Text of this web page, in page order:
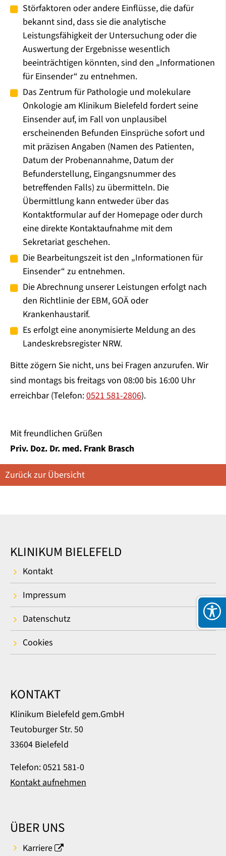
Störfaktoren oder andere Einflüsse, die dafür
bekannt sind, dass sie die analytische
Leistungsfähigkeit der Untersuchung oder die
Auswertung der Ergebnisse wesentlich
beeinträchtigen könnten, sind den „Informationen
für Einsender“ zu entnehmen.
Das Zentrum für Pathologie und molekulare
Onkologie am Klinikum Bielefeld fordert seine
Einsender auf, im Fall von unplausibel
erscheinenden Befunden Einsprüche sofort und
mit präzisen Angaben (Namen des Patienten,
Datum der Probenannahme, Datum der
Befunderstellung, Eingangsnummer des
betreffenden Falls) zu übermitteln. Die
Übermittlung kann entweder über das
Kontaktformular auf der Homepage oder durch
eine direkte Kontaktaufnahme mit dem
Sekretariat geschehen.
Die Bearbeitungszeit ist den „Informationen für
Einsender“ zu entnehmen.
Die Abrechnung unserer Leistungen erfolgt nach
den Richtlinie der EBM, GOÄ oder
Krankenhaustarif.
Es erfolgt eine anonymisierte Meldung an des
Landeskrebsregister NRW.
Bitte zögern Sie nicht, uns bei Fragen anzurufen. Wir
sind montags bis freitags von 08:00 bis 16:00 Uhr
erreichbar (Telefon:0521 581-2806).
Mit freundlichen Grüßen
Priv. Doz. Dr. med. Frank Brasch
Zurück zur Übersicht
KLINIKUM BIELEFELD
Kontakt
Impressum
Datenschutz
Cookies
KONTAKT
Klinikum Bielefeld gem.GmbH
Teutoburger Str. 50
33604 Bielefeld
Telefon: 0521 581-0
Kontakt aufnehmen
ÜBER UNS
Karriere